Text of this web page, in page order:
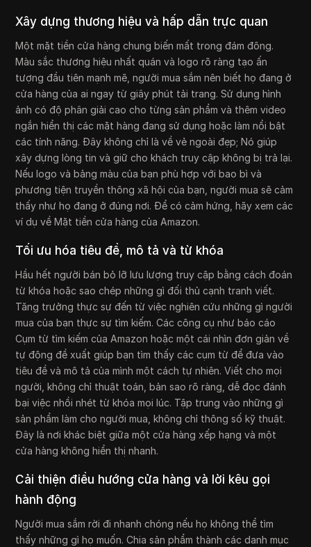
Xây dựng thương hiệu và hấp dẫn trực quan
Một mặt tiền cửa hàng chung biến mất trong đám đông.
Màu sắc thương hiệu nhất quán và logo rõ ràng tạo ấn
tượng đầu tiên mạnh mẽ, người mua sắm nên biết họ đang ở
cửa hàng của ai ngay từ giây phút tải trang. Sử dụng hình
ảnh có độ phân giải cao cho từng sản phẩm và thêm video
ngắn hiển thị các mặt hàng đang sử dụng hoặc làm nổi bật
các tính năng. Đây không chỉ là về vẻ ngoài đẹp; Nó giúp
xây dựng lòng tin và giữ cho khách truy cập không bị trả lại.
Nếu logo và bảng màu của bạn phù hợp với bao bì và
phương tiện truyền thông xã hội của bạn, người mua sẽ cảm
thấy như họ đang ở đúng nơi. Để có cảm hứng, hãy xem các
ví dụ về Mặt tiền cửa hàng của Amazon.
Tối ưu hóa tiêu đề, mô tả và từ khóa
Hầu hết người bán bỏ lỡ lưu lượng truy cập bằng cách đoán
từ khóa hoặc sao chép những gì đối thủ cạnh tranh viết.
Tăng trưởng thực sự đến từ việc nghiên cứu những gì người
mua của bạn thực sự tìm kiếm. Các công cụ như báo cáo
Cụm từ tìm kiếm của Amazon hoặc một cái nhìn đơn giản về
tự động đề xuất giúp bạn tìm thấy các cụm từ để đưa vào
tiêu đề và mô tả của mình một cách tự nhiên. Viết cho mọi
người, không chỉ thuật toán, bản sao rõ ràng, dễ đọc đánh
bại việc nhồi nhét từ khóa mọi lúc. Tập trung vào những gì
sản phẩm làm cho người mua, không chỉ thông số kỹ thuật.
Đây là nơi khác biệt giữa một cửa hàng xếp hạng và một
cửa hàng không hiển thị nhanh.
Cải thiện điều hướng cửa hàng và lời kêu gọi
hành động
Người mua sắm rời đi nhanh chóng nếu họ không thể tìm
thấy những gì họ muốn. Chia sản phẩm thành các danh mục